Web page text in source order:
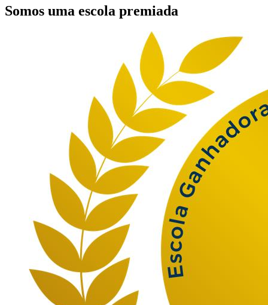
Somos uma escola premiada